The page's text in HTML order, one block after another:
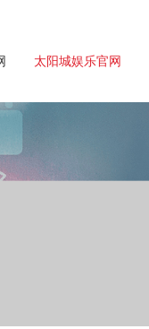
太阳城娱乐官网